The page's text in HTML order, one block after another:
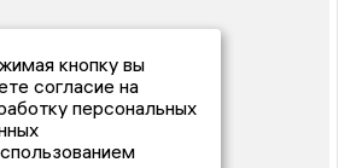
кнопку вы
согласие на
персональных